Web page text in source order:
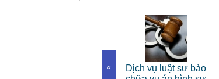
«
Dịch vụ luật sư bào